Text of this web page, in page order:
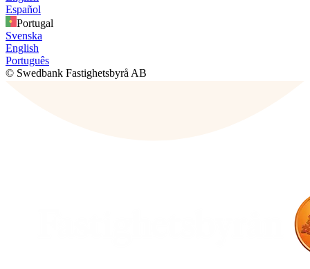
Español
Portugal
Svenska
English
Português
© Swedbank Fastighetsbyrå AB